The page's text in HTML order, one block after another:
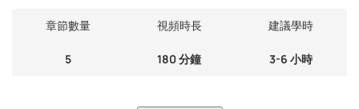
章節數量 視頻時長 建議學時
5 180 分鐘 3-6 小時